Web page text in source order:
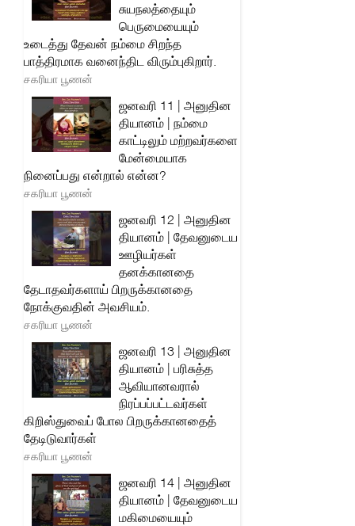
சுயநலத்தையும்
பெருமையையும்
உடைத்து தேவன் நம்மை சிறந்த
பாத்திரமாக வனைந்திட விரும்புகிறார்.
சகரியா பூணன்
ஜனவரி 11 | அனுதின
தியானம் | நம்மை
காட்டிலும் மற்றவர்களை
மேன்மையாக
நினைப்பது என்றால் என்ன?
சகரியா பூணன்
ஜனவரி 12 | அனுதின
தியானம் | தேவனுடைய
ஊழியர்கள்
தனக்கானதை
தேடாதவர்களாய் பிறருக்கானதை
நோக்குவதின் அவசியம்.
சகரியா பூணன்
ஜனவரி 13 | அனுதின
தியானம் | பரிசுத்த
ஆவியானவரால்
நிரப்பப்பட்டவர்கள்
கிறிஸ்துவைப் போல பிறருக்கானதைத்
தேடிடுவார்கள்
சகரியா பூணன்
ஜனவரி 14 | அனுதின
தியானம் | தேவனுடைய
மகிமையையும்